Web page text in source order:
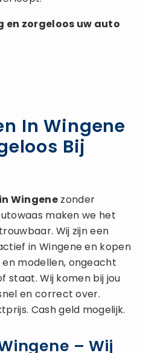
en zorgeloos uw auto
In Wingene
Bij
in Wingenezonder
maken we het
Wij zijn een
in Wingene en kopen
modellen, ongeacht
staat. Wij komen bij jou
en correct over.
Cash geld mogelijk.
– Wij